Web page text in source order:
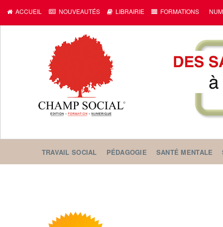
ACCUEIL NOUVEAUTÉS LIBRAIRIE FORMATIONS
TRAVAIL SOCIAL PÉDAGOGIE SANTÉ MENTALE